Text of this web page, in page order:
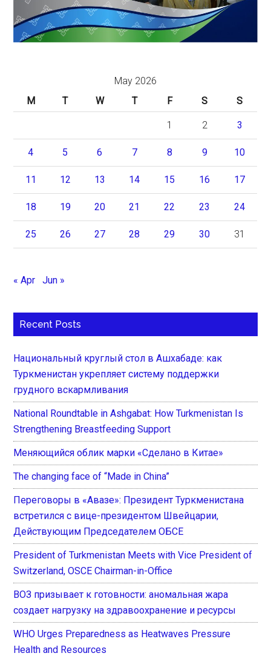
May 2026
M
T W T F S S
1 2 3
4 5 6 7 8 9 10
11 12 13 14 15 16 17
18 19 20 21 22 23 24
25 26 27 28 29 30 31
« Apr Jun »
Recent Posts
Национальный круглый стол в Ашхабаде: как
Туркменистан укрепляет систему поддержки
грудного вскармливания
National Roundtable in Ashgabat: How Turkmenistan Is
Strengthening Breastfeeding Support
Меняющийся облик марки «Сделано в Китае»
The changing face of “Made in China”
Переговоры в «Авазе»: Президент Туркменистана
встретился с вице-президентом Швейцарии,
Действующим Председателем ОБСЕ
President of Turkmenistan Meets with Vice President of
Switzerland, OSCE Chairman-in-Office
ВОЗ призывает к готовности: аномальная жара
создает нагрузку на здравоохранение и ресурсы
WHO Urges Preparedness as Heatwaves Pressure
Health and Resources